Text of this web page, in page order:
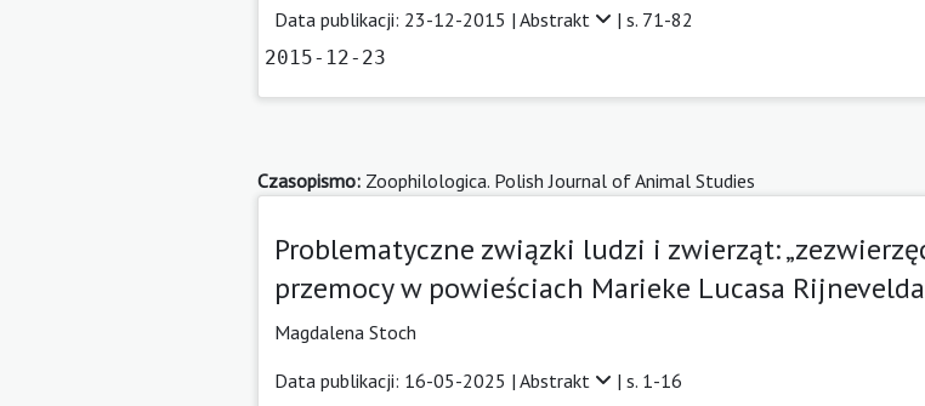
Data publikacji: 23-12-2015 | Abstrakt | s. 71-82
2015-12-23
Czasopismo: Zoophilologica. Polish Journal of Animal Studies
Problematyczne związki ludzi i zwierząt:
przemocy w powieściach Marieke Lucasa Rijnevelda
Magdalena Stoch
Data publikacji: 16-05-2025 | Abstrakt | s. 1-16